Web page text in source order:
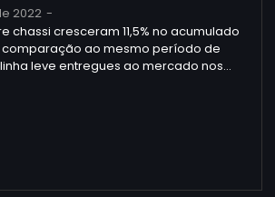
2022 -
chassi cresceram 11,5% no acumulado
ao mesmo período de
linha leve entregues ao mercado nos…